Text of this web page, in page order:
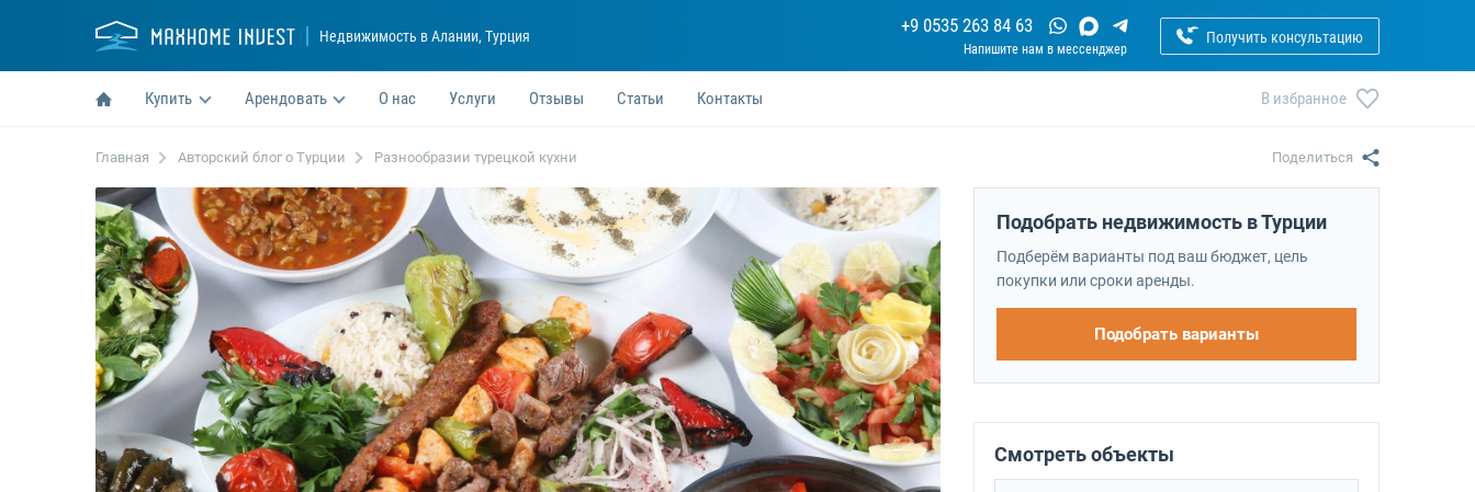
Недвижимость в Алании, Турция +9 0535 263 84 63
Получить консультацию
Купить Арендовать О нас Услуги Отзывы Статьи Контакты В избранное
Главная Авторский блог о Турции Разнообразии турецкой кухни Поделиться
Подобрать недвижимость в Турции
Подберём варианты под ваш бюджет, цель
покупки или сроки аренды.
Подобрать варианты
Смотреть объекты